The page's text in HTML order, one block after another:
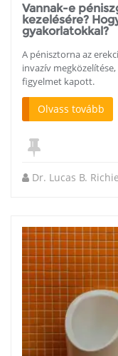
Vannak-e
kezelésére?
gyakorlatokkal?
A pénisztorna az
invazív
figyelmet kapott.
Olvass tovább
Dr. Lucas B. Richie